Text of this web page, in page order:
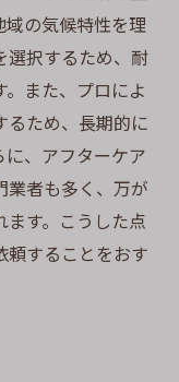
の気候特性を理
選択するため、耐
また、プロによ
るため、長期的に
、アフターケア
業者も多く、万が
す。こうした点
頼することをおす